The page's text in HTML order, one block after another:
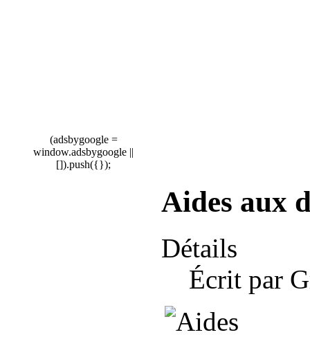
(adsbygoogle =
window.adsbygoogle ||
[]).push({});
Aides aux
Détails
Écrit par